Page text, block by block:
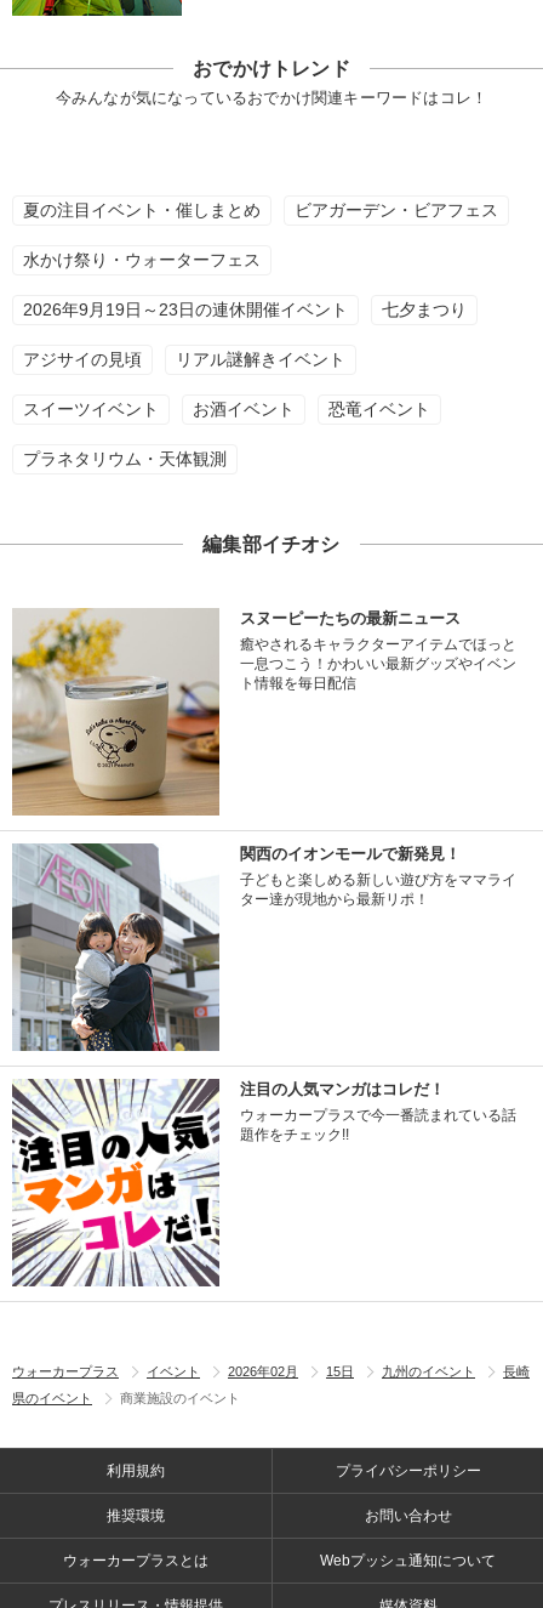
おでかけトレンド
今みんなが気になっているおでかけ関連キーワードはコレ！
夏の注目イベント・催しまとめ ビアガーデン・ビアフェス
水かけ祭り・ウォーターフェス
2026年9月19日～23日の連休開催イベント 七夕まつり
アジサイの見頃 リアル謎解きイベント
スイーツイベント お酒イベント 恐竜イベント
プラネタリウム・天体観測
編集部イチオシ
スヌーピーたちの最新ニュース
癒やされるキャラクターアイテムでほっと
一息つこう！かわいい最新グッズやイベン
ト情報を毎日配信
関西のイオンモールで新発見！
子どもと楽しめる新しい遊び方をママライ
ター達が現地から最新リポ！
注目の人気マンガはコレだ！
ウォーカープラスで今一番読まれている話
題作をチェック!!
ウォーカープラス イベント 2026年02月 15日 九州のイベント
長崎
県のイベント
商業施設のイベント
利用規約 プライバシーポリシー
推奨環境 お問い合わせ
ウォーカープラスとは Webプッシュ通知について